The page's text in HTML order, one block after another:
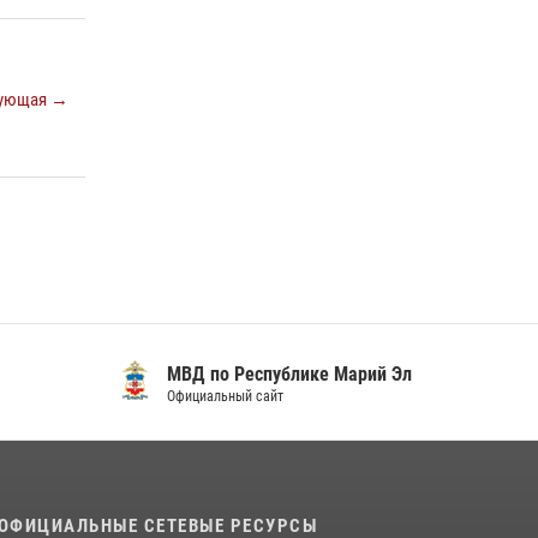
→
общественного порядка в День семьи, любви
09 июля 2026, 06:04 3
МВД по Республике Марий Эл
Официальный сайт
СЕТЕВЫЕ РЕСУРСЫ